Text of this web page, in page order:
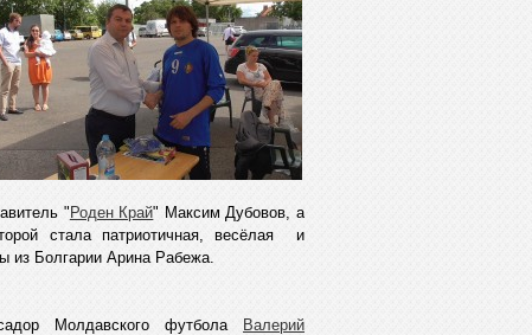
" Роден Край" Максим Дубовов, а
стала патриотичная, весёлая и
из Болгарии Арина Рабежа.
Молдавского футбола
Валерий